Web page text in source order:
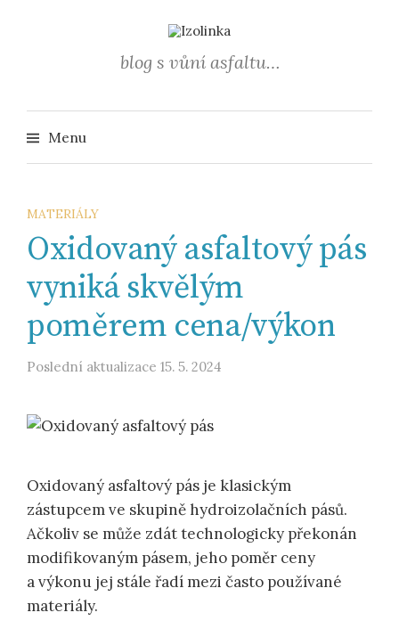
blog s vůní asfaltu…
Menu
MATERIÁLY
Oxidovaný asfaltový pás
vyniká skvělým
poměrem cena/výkon
Poslední aktualizace 15. 5. 2024
Oxidovaný asfaltový pás je klasickým
zástupcem ve skupině hydroizolačních pásů.
Ačkoliv se může zdát technologicky překonán
modifikovaným pásem, jeho poměr ceny
a výkonu jej stále řadí mezi často používané
materiály.